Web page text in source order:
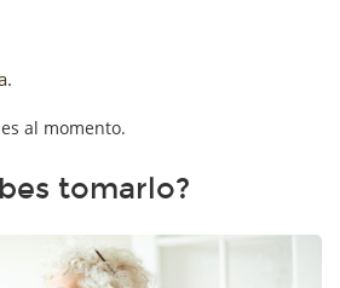
al momento.
tomarlo?